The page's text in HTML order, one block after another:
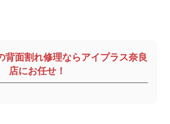
面割れ修理ならアイプラス奈良
店にお任せ！